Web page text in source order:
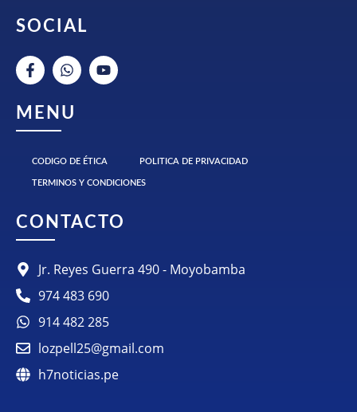
SOCIAL
MENU
CODIGO DE ÉTICA POLITICA DE PRIVACIDAD
TERMINOS Y CONDICIONES
CONTACTO
Jr. Reyes Guerra 490 - Moyobamba
974 483 690
914 482 285
lozpell25@gmail.com
h7noticias.pe